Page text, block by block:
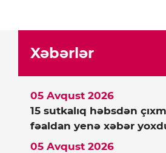
Xəbərlər
15 sutkalıq həbsdən
fəaldan yenə xəbər
05 Avqust 2026
05 Avqust 2026